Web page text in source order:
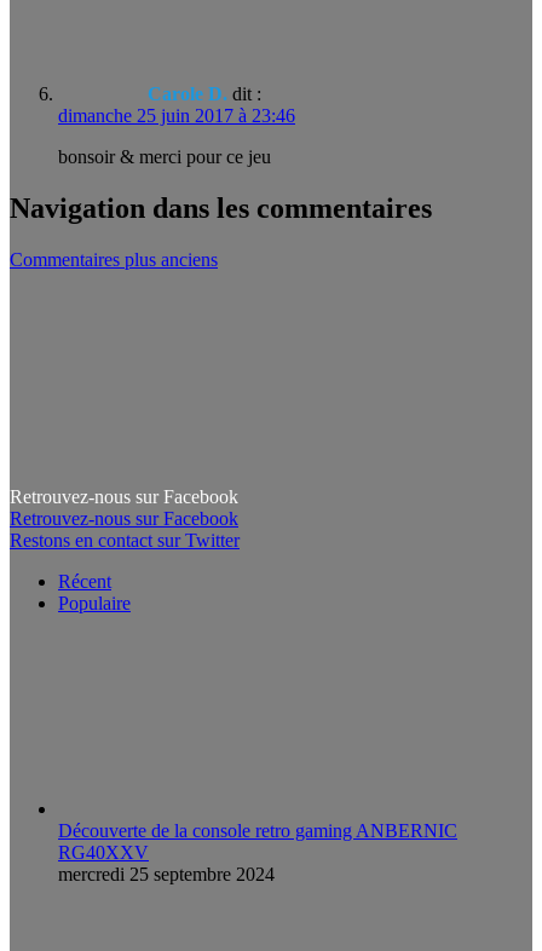
Carole D. dit :
dimanche 25 juin 2017 à 23:46
bonsoir & merci pour ce jeu
Navigation dans les commentaires
Commentaires plus anciens
Retrouvez-nous sur Facebook
Retrouvez-nous sur Facebook
Restons en contact sur Twitter
Récent
Populaire
Découverte de la console retro gaming ANBERNIC
RG40XXV
mercredi 25 septembre 2024